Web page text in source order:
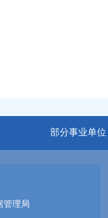
部分事业单位
管理局